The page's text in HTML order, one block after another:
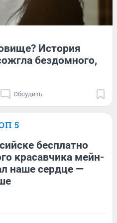
История
бездомного,
Обсудить
5
бесплатно
красавчика мейн-
наше сердце —